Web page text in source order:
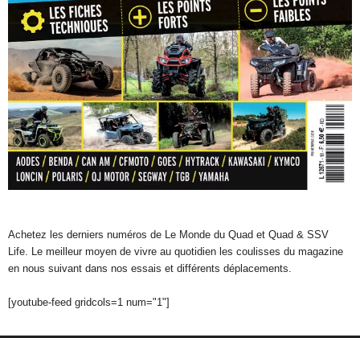
Achetez les derniers numéros de Le Monde du Quad et Quad & SSV
Life. Le meilleur moyen de vivre au quotidien les coulisses du magazine
en nous suivant dans nos essais et différents déplacements.
[youtube-feed gridcols=1 num="1"]